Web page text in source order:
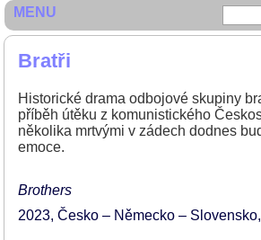
Bratři
Historické drama odbojové skupiny
příběh útěku z komunistického
několika mrtvými v zádech dodnes
emoce.
Brothers
2023 Česko – Německo – Slovensko
MENU